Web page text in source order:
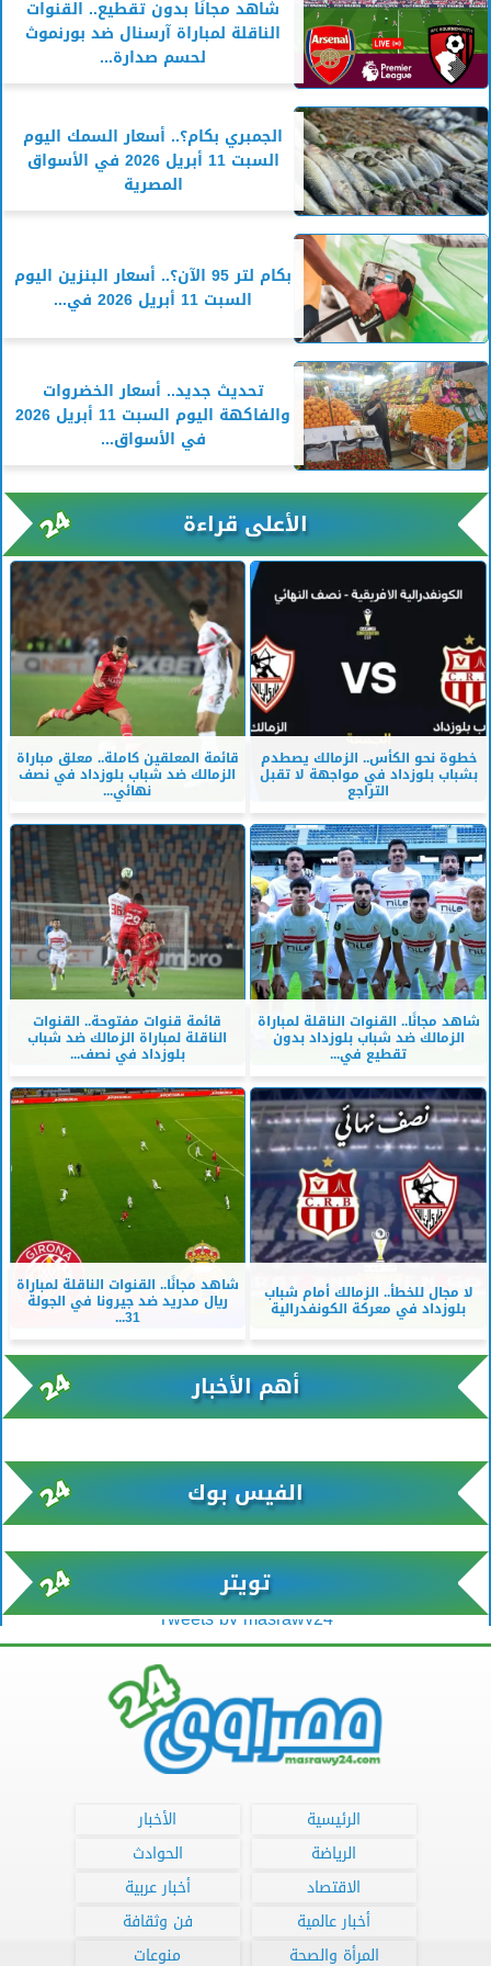
شاهد مجانًا بدون تقطيع.. القنوات
الناقلة لمباراة آرسنال ضد بورنموث
لحسم صدارة...
الجمبري بكام؟.. أسعار السمك اليوم
السبت 11 أبريل 2026 في الأسواق
المصرية
بكام لتر 95 الآن؟.. أسعار البنزين اليوم
السبت 11 أبريل 2026 في...
تحديث جديد.. أسعار الخضروات
والفاكهة اليوم السبت 11 أبريل 2026
في الأسواق...
الأعلى قراءة
خطوة نحو الكأس.. الزمالك يصطدم
بشباب بلوزداد في مواجهة لا تقبل
التراجع
قائمة المعلقين كاملة.. معلق مباراة
الزمالك ضد شباب بلوزداد في نصف
نهائي...
شاهد مجانًا.. القنوات الناقلة لمباراة
الزمالك ضد شباب بلوزداد بدون
تقطيع في...
قائمة قنوات مفتوحة.. القنوات
الناقلة لمباراة الزمالك ضد شباب
بلوزداد في نصف...
لا مجال للخطأ.. الزمالك أمام شباب
بلوزداد في معركة الكونفدرالية
شاهد مجانًا.. القنوات الناقلة لمباراة
ريال مدريد ضد جيرونا في الجولة
31...
أهم الأخبار
الفيس بوك
تويتر
Tweets by masrawy24
الرئيسية
الأخبار
الرياضة
الحوادث
الاقتصاد
أخبار عربية
أخبار عالمية
فن وثقافة
المرأة والصحة
منوعات